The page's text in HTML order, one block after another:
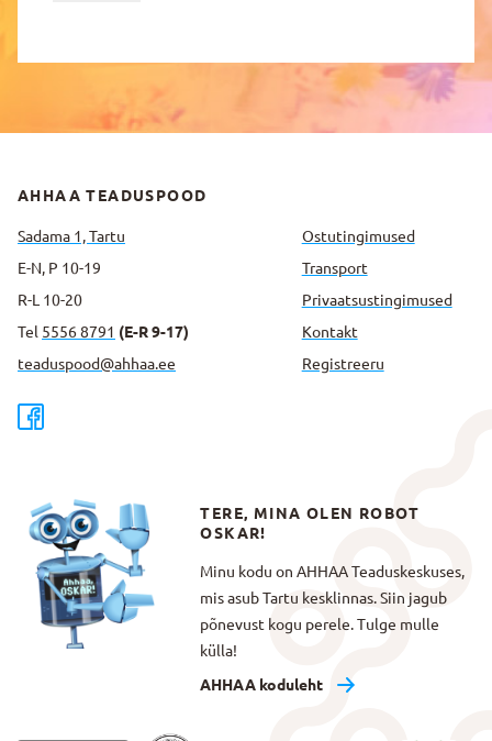
AHHAA TEADUSPOOD
Sadama 1, Tartu
E-N, P 10-19
R-L 10-20
Tel 5556 8791 (E-R 9-17)
teaduspood@ahhaa.ee
Ostutingimused
Transport
Privaatsus­tingimused
Kontakt
Registreeru
TERE, MINA OLEN ROBOT
OSKAR!
Minu kodu on AHHAA Teaduskeskuses,
mis asub Tartu kesklinnas. Siin jagub
põnevust kogu perele. Tulge mulle
külla!
AHHAA koduleht